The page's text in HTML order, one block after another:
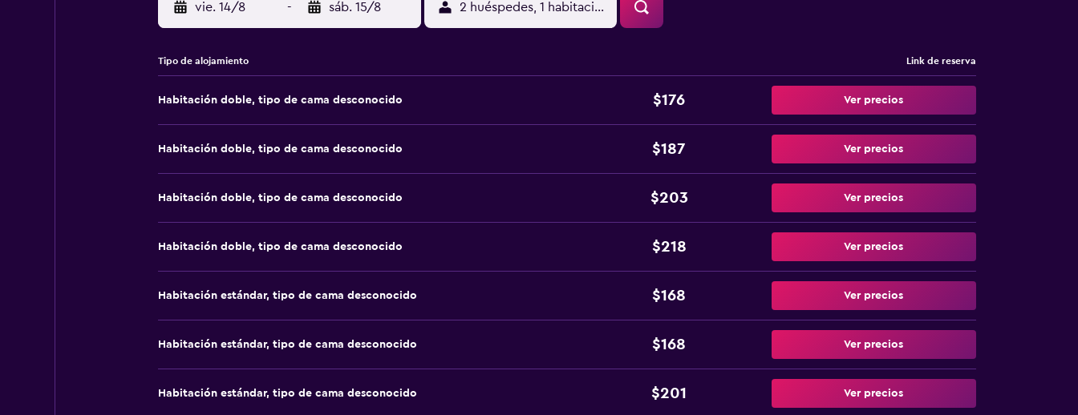
vie. 14/8 - sáb. 15/8 2 huéspedes, 1 habitación
Tipo de alojamiento Link de reserva
Habitación doble, tipo de cama desconocido $176 Ver precios
Habitación doble, tipo de cama desconocido $187 Ver precios
Habitación doble, tipo de cama desconocido $203 Ver precios
Habitación doble, tipo de cama desconocido $218 Ver precios
Habitación estándar, tipo de cama desconocido $168 Ver precios
Habitación estándar, tipo de cama desconocido $168 Ver precios
Habitación estándar, tipo de cama desconocido $201 Ver precios